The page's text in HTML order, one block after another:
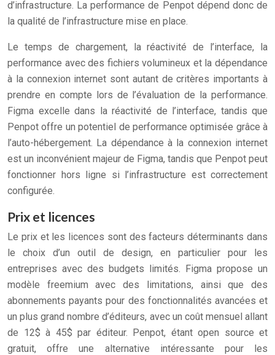
d’infrastructure. La performance de Penpot dépend donc de
la qualité de l’infrastructure mise en place.
Le temps de chargement, la réactivité de l’interface, la
performance avec des fichiers volumineux et la dépendance
à la connexion internet sont autant de critères importants à
prendre en compte lors de l’évaluation de la performance.
Figma excelle dans la réactivité de l’interface, tandis que
Penpot offre un potentiel de performance optimisée grâce à
l’auto-hébergement. La dépendance à la connexion internet
est un inconvénient majeur de Figma, tandis que Penpot peut
fonctionner hors ligne si l’infrastructure est correctement
configurée.
Prix et licences
Le prix et les licences sont des facteurs déterminants dans
le choix d’un outil de design, en particulier pour les
entreprises avec des budgets limités. Figma propose un
modèle freemium avec des limitations, ainsi que des
abonnements payants pour des fonctionnalités avancées et
un plus grand nombre d’éditeurs, avec un coût mensuel allant
de 12$ à 45$ par éditeur. Penpot, étant open source et
gratuit, offre une alternative intéressante pour les